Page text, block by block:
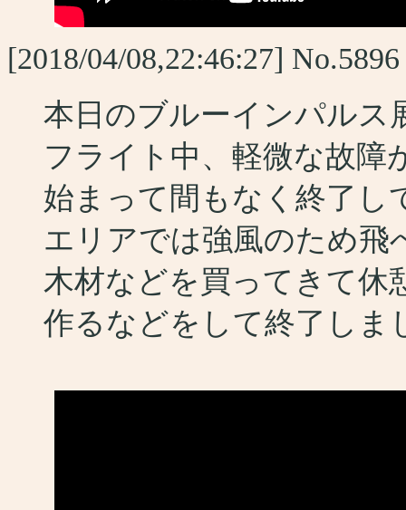
[2018/04/08,22:46:27]
本日のブルーインパルス
フライト中、軽微な故障
始まって間もなく終了し
エリアでは強風のため飛
木材などを買ってきて休
作るなどをして終了しま